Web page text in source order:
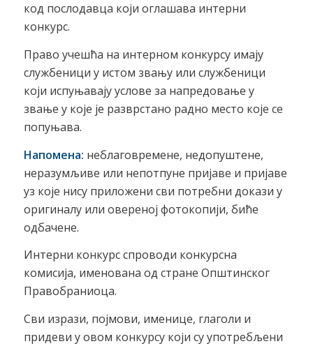
код послодавца који оглашава интерни
конкурс.
Право учешћа на интерном конкурсу имају
службеници у истом звању или службеници
који испуњавају услове за напредовање у
звање у које је разврстано радно место које се
попуњава.
Напомена: неблаговремене, недопуштене,
неразумљиве или непотпуне пријаве и пријаве
уз које нису приложени сви потребни докази у
оригиналу или овереној фотокопији, биће
одбачене.
Интерни конкурс спроводи конкурсна
комисија, именована од стране Општинског
Правобраниоца.
Сви изрази, појмови, именице, глаголи и
придеви у овом конкурсу који су употребљени